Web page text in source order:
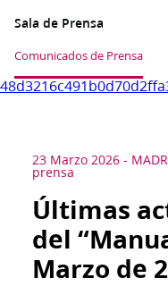
Sala de Prensa
Comunicados de Prensa
23 Marzo 2026 -
prensa
Últimas
del
Marzo de